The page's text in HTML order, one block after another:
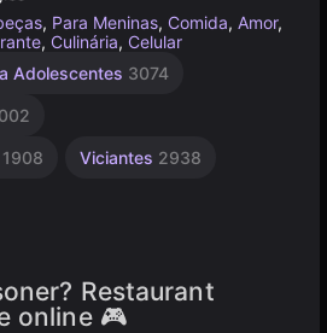
, Para Meninas, Comida, Amor,
, Culinária, Celular
Adolescentes 3074
1908 Viciantes 2938
Restaurant
online 🎮